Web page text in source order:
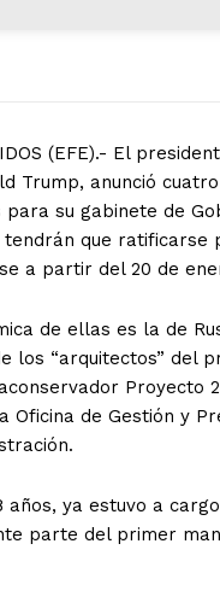
(EFE).- El
Trump, anunció
para su gabinete de
que ratificarse
a partir del 20 de
de ellas es la de
los “arquitectos” del
Proyecto
Oficina de Gestión y
años, ya estuvo a
parte del primer